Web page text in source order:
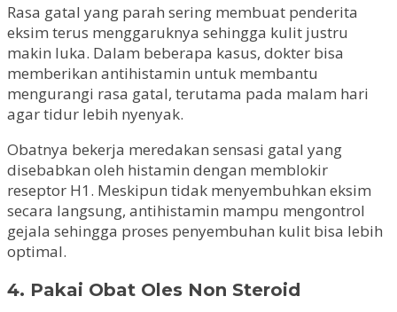
Rasa gatal yang parah sering membuat penderita
eksim terus menggaruknya sehingga kulit justru
makin luka. Dalam beberapa kasus, dokter bisa
memberikan antihistamin untuk membantu
mengurangi rasa gatal, terutama pada malam hari
agar tidur lebih nyenyak.
Obatnya bekerja meredakan sensasi gatal yang
disebabkan oleh histamin dengan memblokir
reseptor H1. Meskipun tidak menyembuhkan eksim
secara langsung, antihistamin mampu mengontrol
gejala sehingga proses penyembuhan kulit bisa lebih
optimal.
4. Pakai Obat Oles Non Steroid